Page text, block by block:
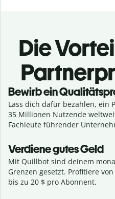
Die
Bewirb ein
Lass dich dafür bezahlen, ein
35 Millionen Nutzende
Fachleute führender
Verdiene gutes Geld
Mit Quillbot sind deinem
Grenzen gesetzt. Profitiere
bis zu 20 $ pro Abonnent.